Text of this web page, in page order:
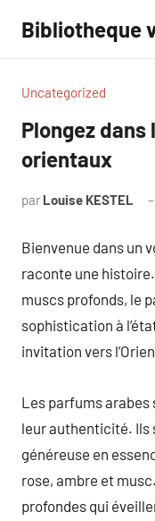
contenu
Bibliotheque
Uncategorized
Plongez dans
orientaux
par Louise KESTEL
Bienvenue dans un
raconte une
muscs profonds, le
sophistication à
invitation vers
Les parfums
leur authenticité. Ils
généreuse en
rose, ambre et
profondes qui